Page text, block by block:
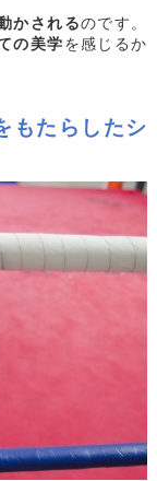
かされるのです。
の美学を感じるか
もたらしたシ